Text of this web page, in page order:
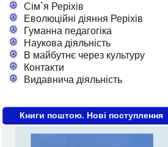
Сім`я Реріхів
Еволюційні діяння Реріхів
Гуманна педагогіка
Наукова діяльність
В майбутнє через культуру
Контакти
Видавнича діяльність
Книги поштою. Нові поступлення